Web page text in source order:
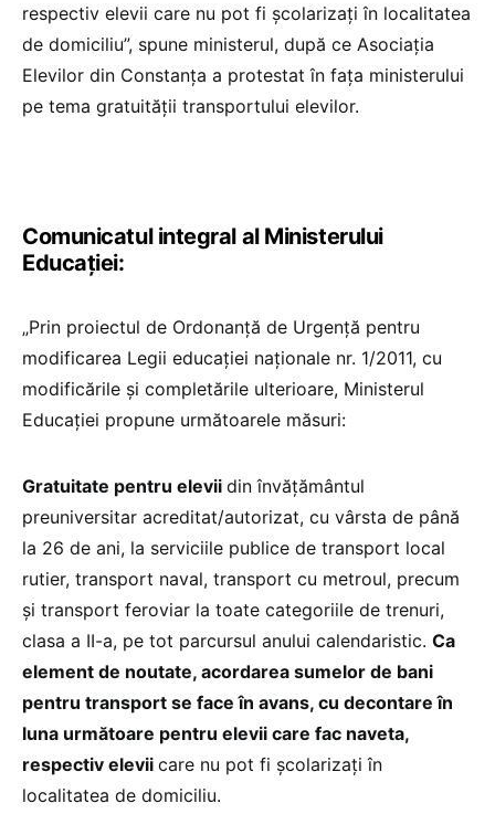
respectiv elevii care nu pot fi școlarizați în localitatea
de domiciliu”, spune ministerul, după ce Asociația
Elevilor din Constanța a protestat în fața ministerului
pe tema gratuității transportului elevilor.
Comunicatul integral al Ministerului
Educației:
„Prin proiectul de Ordonanță de Urgență pentru
modificarea Legii educaţiei naţionale nr. 1/2011, cu
modificările şi completările ulterioare, Ministerul
Educației propune următoarele măsuri:
Gratuitate pentru elevii din învățământul
preuniversitar acreditat/autorizat, cu vârsta de până
la 26 de ani, la serviciile publice de transport local
rutier, transport naval, transport cu metroul, precum
și transport feroviar la toate categoriile de trenuri,
clasa a II-a, pe tot parcursul anului calendaristic. Ca
element de noutate, acordarea sumelor de bani
pentru transport se face în avans, cu decontare în
luna următoare pentru elevii care fac naveta,
respectiv elevii care nu pot fi școlarizați în
localitatea de domiciliu.